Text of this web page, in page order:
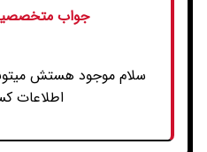
جواب
سلام موجود هستش
اطلاعات